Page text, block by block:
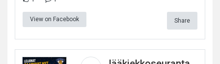
View on Facebook Share